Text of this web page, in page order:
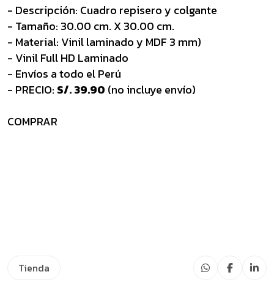
- Descripción: Cuadro repisero y colgante
- Tamaño: 30.00 cm. X 30.00 cm.
- Material: Vinil laminado y MDF 3 mm)
- Vinil Full HD Laminado
- Envíos a todo el Perú
- PRECIO: S/. 39.90 (no incluye envío)
COMPRAR
Tienda